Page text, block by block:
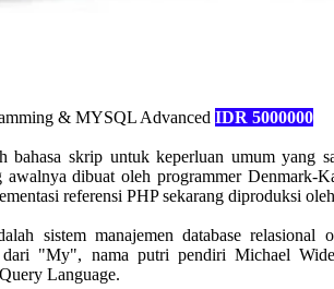
& MYSQL Advanced IDR 5000000
bahasa skrip untuk keperluan umum yang
awalnya dibuat oleh programmer Denmark-
referensi PHP sekarang diproduksi
sistem manajemen database relasional
dari "My", nama putri pendiri Michael
Language.